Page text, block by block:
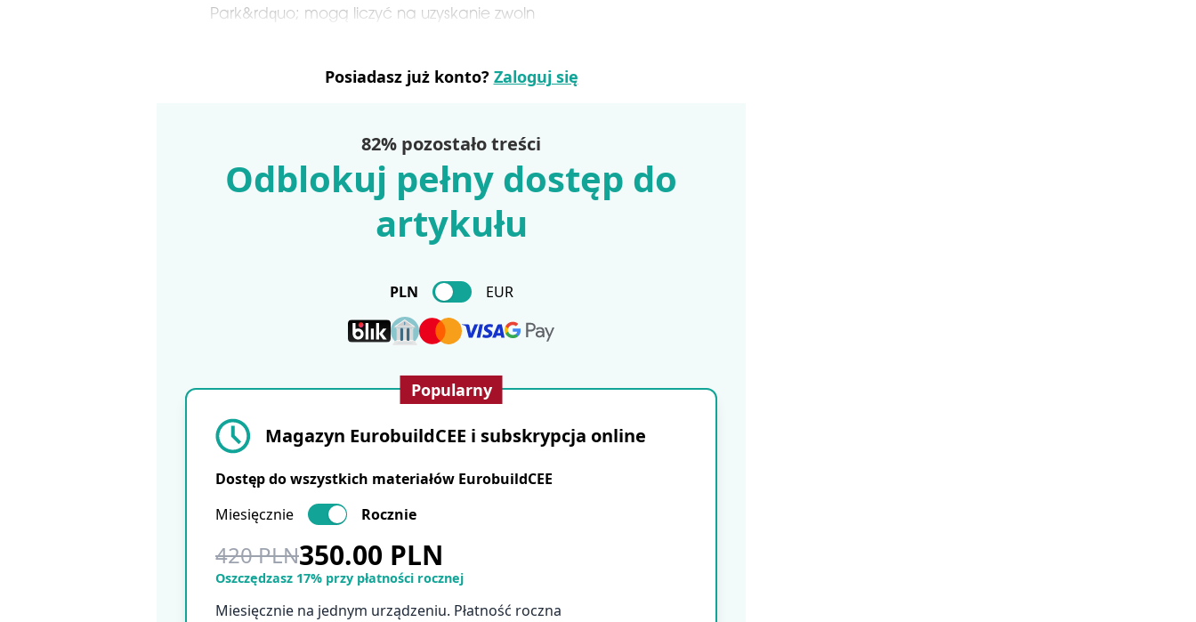
Park&rdquo; mogą liczyć na uzyskanie zwoln
Posiadasz już konto? Zaloguj się
82% pozostało treści
Odblokuj pełny dostęp do
artykułu
PLN EUR
Popularny
Magazyn EurobuildCEE i subskrypcja online
Dostęp do wszystkich materiałów EurobuildCEE
Miesięcznie
Rocznie
420 PLN350.00 PLN
Oszczędzasz 17% przy płatności rocznej
Miesięcznie na jednym urządzeniu. Płatność roczna